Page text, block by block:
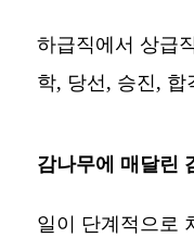
하급직에서 상급
학, 당선, 승진,
감나무에 매달린
일이 단계적으로